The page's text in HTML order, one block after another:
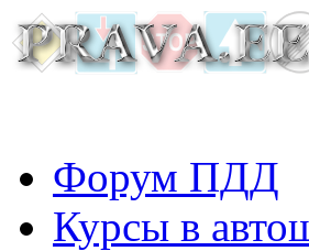
Форум ПДД
Курсы в